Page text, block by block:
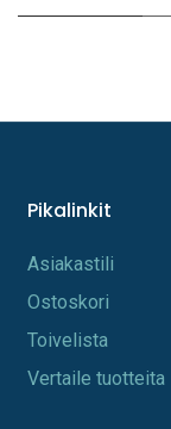
Pikalinkit
A​s​iakastili
Os​toskori
Toi​velista
Vertaile tuotteita